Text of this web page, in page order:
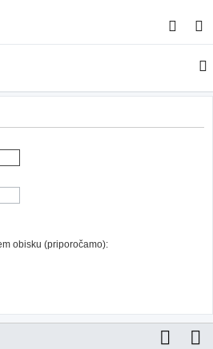
s
a
j
obisku (priporočamo):